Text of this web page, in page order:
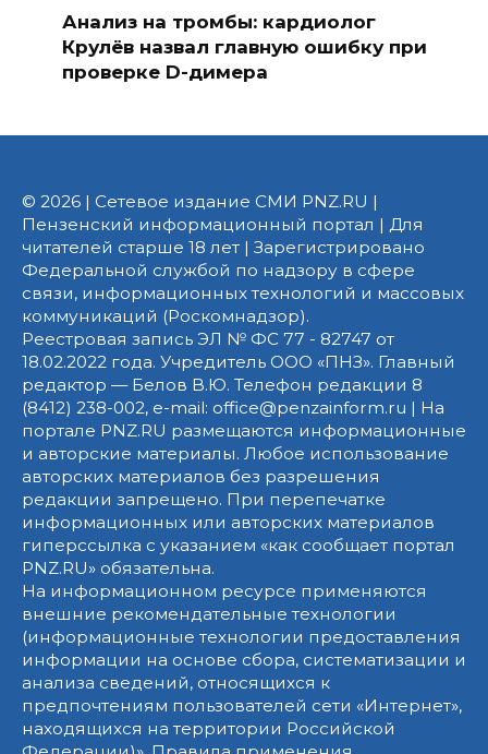
Анализ на тромбы: кардиолог
Крулёв назвал главную ошибку при
проверке D-димера
© 2026 | Сетевое издание СМИ PNZ.RU |
Пензенский информационный портал | Для
читателей старше 18 лет | Зарегистрировано
Федеральной службой по надзору в сфере
связи, информационных технологий и массовых
коммуникаций (Роскомнадзор).
Реестровая запись ЭЛ № ФС 77 - 82747 от
18.02.2022 года. Учредитель ООО «ПНЗ». Главный
редактор — Белов В.Ю. Телефон редакции 8
(8412) 238-002, e-mail: office@penzainform.ru | На
портале PNZ.RU размещаются информационные
и авторские материалы. Любое использование
авторских материалов без разрешения
редакции запрещено. При перепечатке
информационных или авторских материалов
гиперссылка с указанием «как сообщает портал
PNZ.RU» обязательна.
На информационном ресурсе применяются
внешние рекомендательные технологии
(информационные технологии предоставления
информации на основе сбора, систематизации и
анализа сведений, относящихся к
предпочтениям пользователей сети «Интернет»,
находящихся на территории Российской